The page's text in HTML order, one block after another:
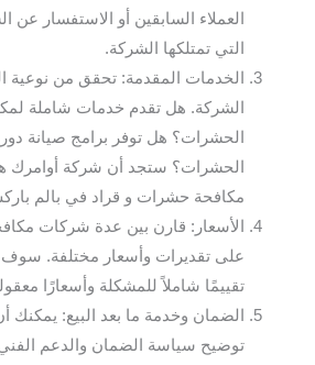
العملاء السابقين أو الاستفسار عن
التي تمتلكها الشركة.
الخدمات المقدمة: تحقق من نوعية
الشركة. هل تقدم خدمات شاملة
الحشرات؟ هل توفر برامج صيانة
الحشرات؟ ستجد أن شركة
مكافحة حشرات و قراد في بالم
الأسعار: قارن بين عدة شركات
على تقديرات وأسعار مختلفة. سوف
تقييمًا شاملاً للمشكلة وأسعارًا
الضمان وخدمة ما بعد البيع:
توضيح سياسة الضمان والدعم